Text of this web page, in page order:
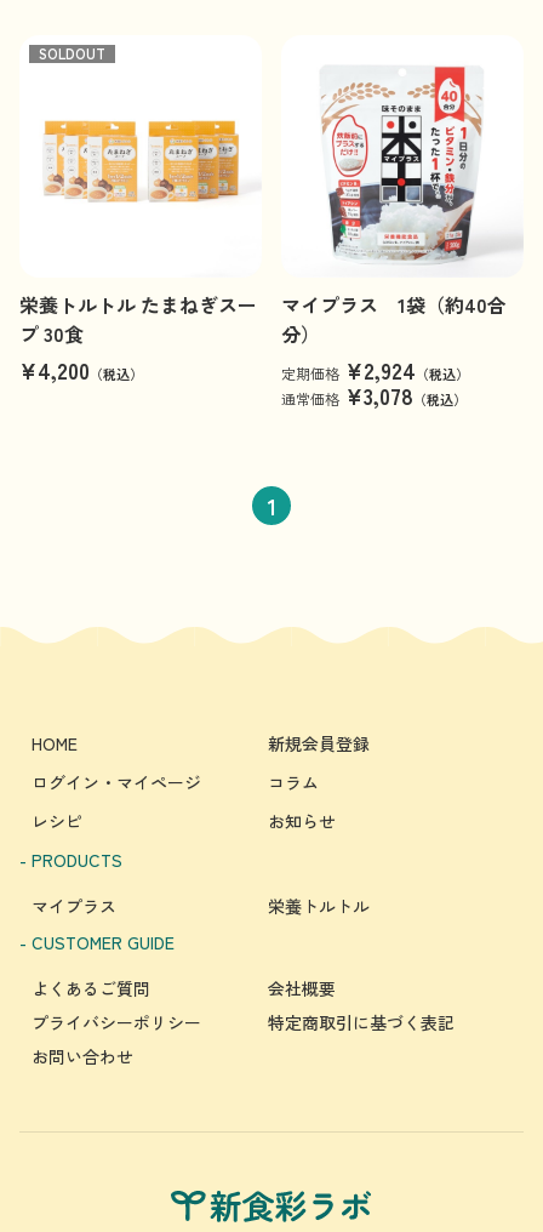
SOLDOUT
栄養トルトル たまねぎスー
プ 30食
¥4,200 （税込）
マイプラス 1袋（約40合
分）
定期価格 ¥2,924 （税込）
通常価格 ¥3,078 （税込）
1
HOME
新規会員登録
ログイン・マイページ
コラム
レシピ
お知らせ
- PRODUCTS
マイプラス
栄養トルトル
- CUSTOMER GUIDE
よくあるご質問
会社概要
プライバシーポリシー
特定商取引に基づく表記
お問い合わせ